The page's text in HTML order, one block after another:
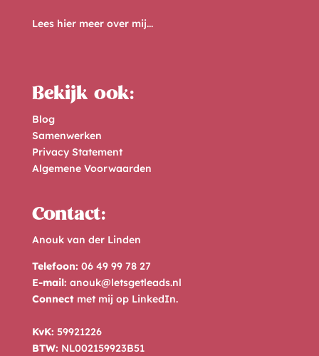
Lees hier meer over mij...
Bekijk ook:
Blog
Samenwerken
Privacy Statement
Algemene Voorwaarden
Contact:
Anouk van der Linden
Telefoon: 06 49 99 78 27
E-mail: anouk@letsgetleads.nl
Connectmet mij op LinkedIn.
KvK: 59921226
BTW: NL002159923B51